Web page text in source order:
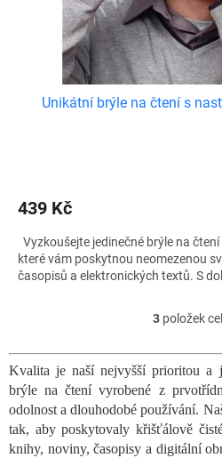
Unikátní brýle na čtení s
439 Kč
Vyzkoušejte jedinečné brýle na
které vám poskytnou neomezenou
časopisů a elektronických textů. S
O
l
á
d
a
c
í
3položek
Kvalita je naší nejvyšší prioritou a
brýle na čtení vyrobené z
odolnost a dlouhodobé používání.
tak, aby poskytovaly křišťálově
knihy, noviny, časopisy a digitální